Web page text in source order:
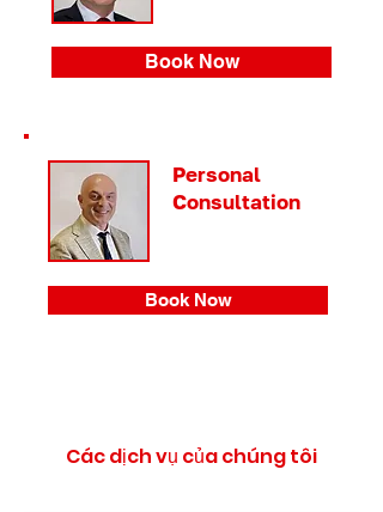
Book Now
Personal
Consultation
Book Now
Các dịch vụ của chúng tôi